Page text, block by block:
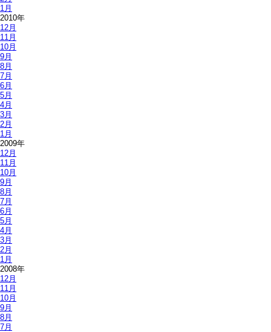
1月
2010年
12月
11月
10月
9月
8月
7月
6月
5月
4月
3月
2月
1月
2009年
12月
11月
10月
9月
8月
7月
6月
5月
4月
3月
2月
1月
2008年
12月
11月
10月
9月
8月
7月